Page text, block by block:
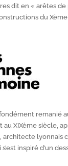
dit en « arêtes de
du Xème
remanié
au XIXèmesiècle,
, architecte lyonnais
s’est inspiré d’un